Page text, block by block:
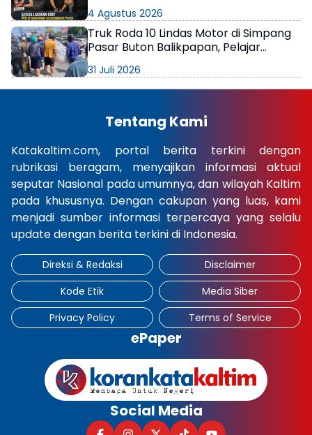
4 Agustus 2026
Truk Roda 10 Lindas Motor di Simpang
Pasar Buton Balikpapan, Pelajar
31 Juli 2026
Tentang Kami
Katakaltim.com, portal berita terkini dengan
rubrikasi beragam, menyajikan informasi aktual
seputar Nasional pada umumnya, dan wilayah Kaltim
pada khususnya. Dengan cakupan yang luas, kami
menjadi sumber informasi terpercaya yang selalu
update dengan berita terkini di Indonesia.
Direksi & Redaksi
Disclaimer
Kode Etik
Media Siber
Privacy Policy
Terms of Service
ePaper
Social Media